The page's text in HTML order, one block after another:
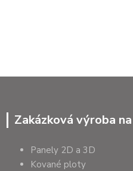
Zakázková výroba
Panely 2D a 3D
Kované ploty